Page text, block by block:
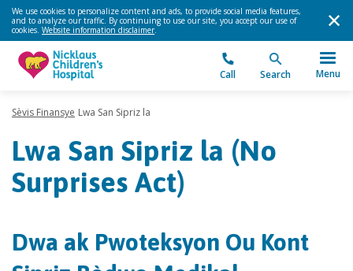
We use cookies to personalize content and ads, to provide social media features,
and to analyze our traffic. By continuing to use our site, you accept our use of
cookies. Website information disclaimer.
Call Search Menu
Sèvis Finansye Lwa San Sipriz la
Lwa San Sipriz la (No
Surprises Act)
Dwa ak Pwoteksyon Ou Kont